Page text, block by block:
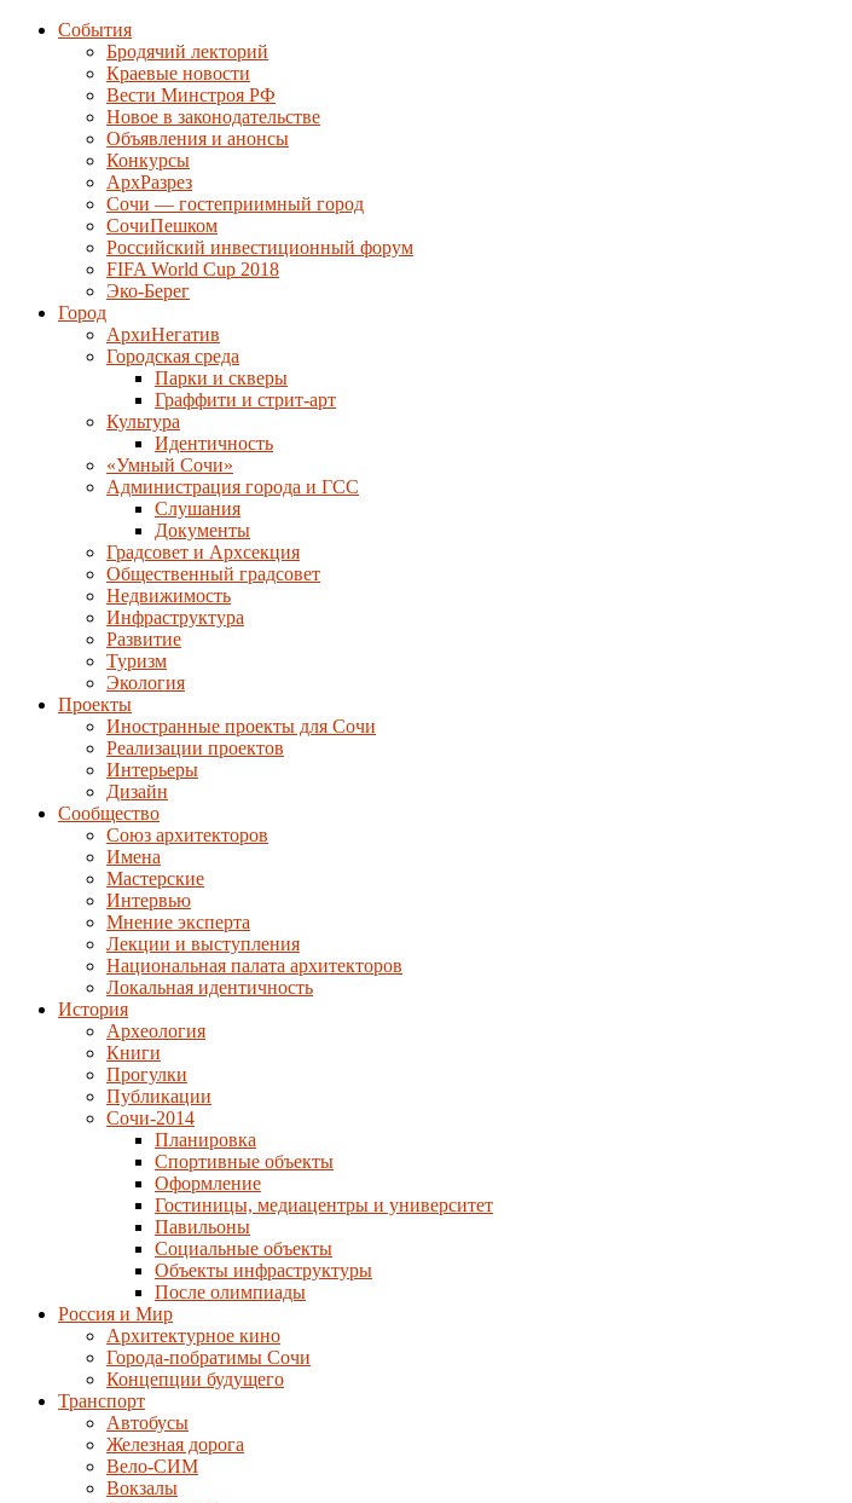
События
Бродячий лекторий
Краевые новости
Вести Минстроя РФ
Новое в законодательстве
Объявления и анонсы
Конкурсы
АрхРазрез
Сочи — гостеприимный город
СочиПешком
Российский инвестиционный форум
FIFA World Cup 2018
Эко-Берег
Город
АрхиНегатив
Городская среда
Парки и скверы
Граффити и стрит-арт
Культура
Идентичность
«Умный Сочи»
Администрация города и ГСС
Слушания
Документы
Градсовет и Архсекция
Общественный градсовет
Недвижимость
Инфраструктура
Развитие
Туризм
Экология
Проекты
Иностранные проекты для Сочи
Реализации проектов
Интерьеры
Дизайн
Сообщество
Союз архитекторов
Имена
Мастерские
Интервью
Мнение эксперта
Лекции и выступления
Национальная палата архитекторов
Локальная идентичность
История
Археология
Книги
Прогулки
Публикации
Сочи-2014
Планировка
Спортивные объекты
Оформление
Гостиницы, медиацентры и университет
Павильоны
Социальные объекты
Объекты инфраструктуры
После олимпиады
Россия и Мир
Архитектурное кино
Города-побратимы Сочи
Концепции будущего
Транспорт
Автобусы
Железная дорога
Вело-СИМ
Вокзалы